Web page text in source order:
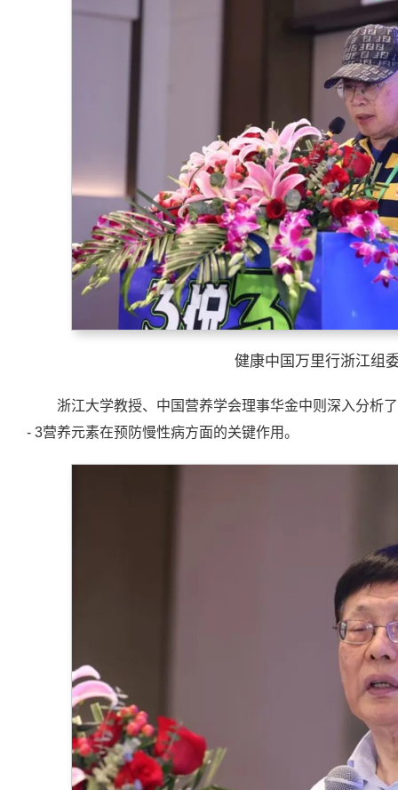
健康中国万里行浙江组
浙江大学教授、中国营养学会理事华金中则深入分析
- 3营养元素在预防慢性病方面的关键作用。